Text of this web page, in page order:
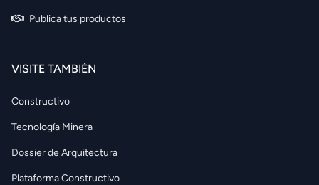
Publica tus productos
VISITE TAMBIÉN
Constructivo
Tecnología Minera
Dossier de Arquitectura
Plataforma Constructivo